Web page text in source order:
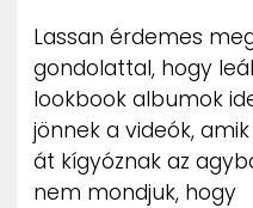
PR-
Lassan érdemes
gondolattal, hogy
lookbook albumok
jönnek a videók,
át kígyóznak az
nem mondjuk, hogy